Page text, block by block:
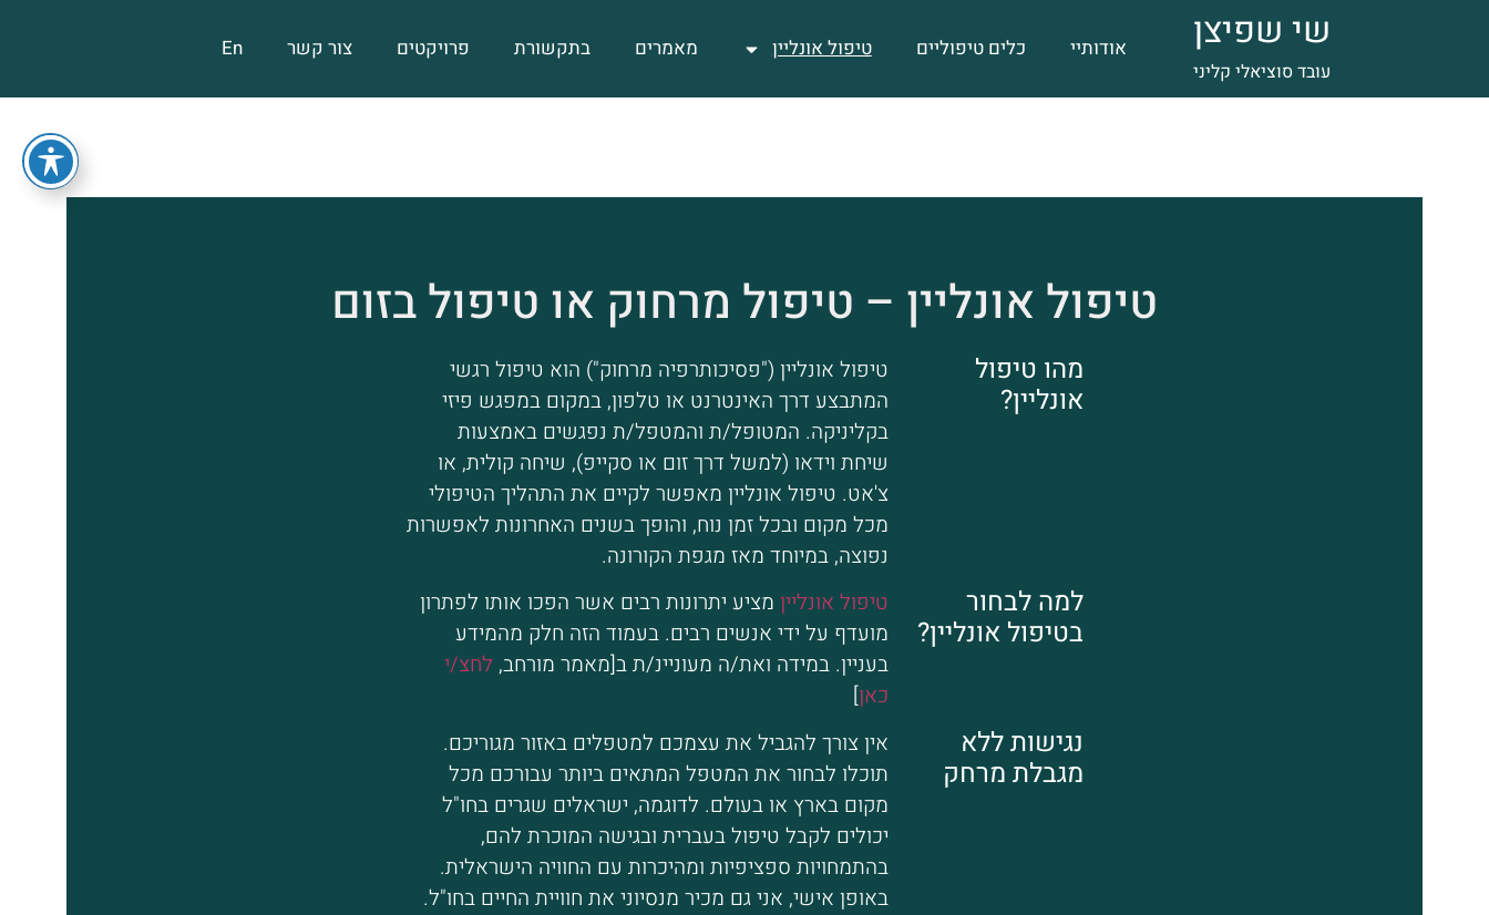
שי שפיצן
עובד סוציאלי קליני
אודותיי כלים טיפוליים טיפול אונליין מאמרים בתקשורת פרויקטים צור קשר En
טיפול אונליין – טיפול מרחוק או טיפול בזום
מהו טיפול
אונליין?
טיפול אונליין ("פסיכותרפיה מרחוק") הוא טיפול רגשי
המתבצע דרך האינטרנט או טלפון, במקום במפגש פיזי
בקליניקה. המטופל/ת והמטפל/ת נפגשים באמצעות
שיחת וידאו (למשל דרך זום או סקייפ), שיחה קולית, או
צ'אט. טיפול אונליין מאפשר לקיים את התהליך הטיפולי
מכל מקום ובכל זמן נוח, והופך בשנים האחרונות לאפשרות
נפוצה, במיוחד מאז מגפת הקורונה.
למה לבחור
בטיפול אונליין?
טיפול אונלייןמציע יתרונות רבים אשר הפכו אותו לפתרון
מועדף על ידי אנשים רבים. בעמוד הזה חלק מהמידע
בעניין. במידה ואת/ה מעוניינ/ת ב[מאמר מורחב, לחצ/י
כאן]
נגישות ללא
מגבלת מרחק
אין צורך להגביל את עצמכם למטפלים באזור מגוריכם.
תוכלו לבחור את המטפל המתאים ביותר עבורכם מכל
מקום בארץ או בעולם. לדוגמה, ישראלים שגרים בחו"ל
יכולים לקבל טיפול בעברית ובגישה המוכרת להם,
בהתמחויות ספציפיות ומהיכרות עם החוויה הישראלית.
באופן אישי, אני גם מכיר מנסיוני את חוויית החיים בחו"ל.